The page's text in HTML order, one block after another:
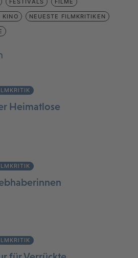
FESTIVALS FILME
KINO NEUESTE FILMKRITIKEN
Heimatlose